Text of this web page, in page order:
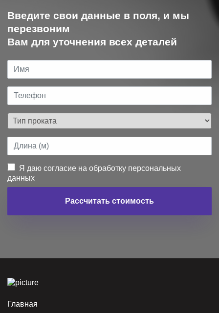
Введите свои данные в поля, и мы
перезвоним
Вам для уточнения всех деталей
Я даю согласие на обработку персональных
данных
Рассчитать стоимость
Главная